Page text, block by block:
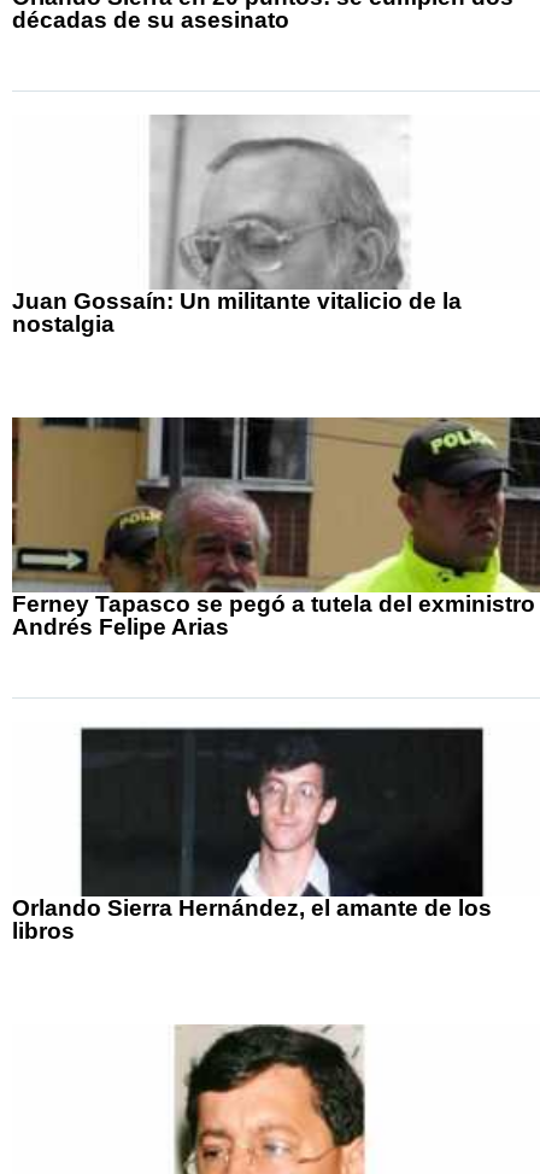
décadas de su asesinato
Juan Gossaín: Un militante vitalicio de la
nostalgia
Ferney Tapasco se pegó a tutela del exministro
Andrés Felipe Arias
Orlando Sierra Hernández, el amante de los
libros